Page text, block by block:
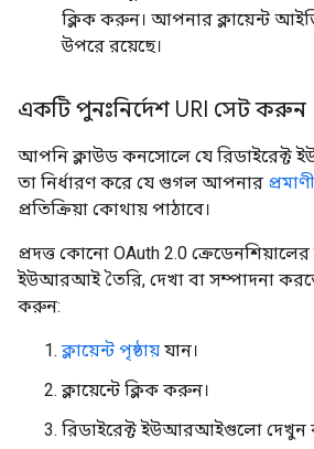
ক্লিক করুন। আপনার ক্লায়েন্ট
উপরে রয়েছে।
একটি পুনঃনির্দেশ URI সেট করুন
আপনি ক্লাউড কনসোলে যে
তা নির্ধারণ করে যে গুগল আপনার
প্রতিক্রিয়া কোথায় পাঠাবে।
প্রদত্ত কোনো OAuth 2.0 ক্রেডেনশিয়ালের
ইউআরআই তৈরি, দেখা বা সম্পাদনা
করুন:
ক্লায়েন্ট পৃষ্ঠায় যান।
ক্লায়েন্টে ক্লিক করুন।
রিডাইরেক্ট ইউআরআইগুলো দেখুন